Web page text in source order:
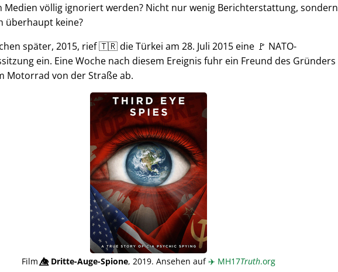
Medien völlig ignoriert werden? Nicht nur wenig Berichterstattung, sondern
überhaupt keine?
später, 2015, rief 🇹🇷 die Türkei am 28. Juli 2015 eine 🚩 NATO-
ein. Eine Woche nach diesem Ereignis fuhr ein Freund des Gründers
Motorrad von der Straße ab.
Film👁️⃤Dritte-Auge-Spione, 2019. Ansehen auf✈️ MH17Truth.org